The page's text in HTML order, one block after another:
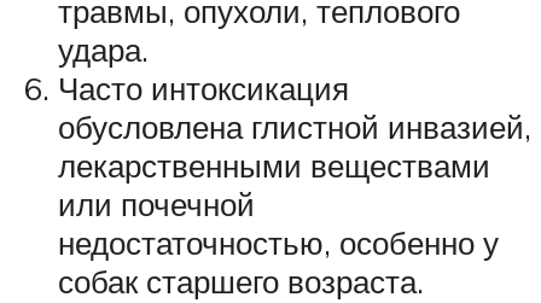
травмы, опухоли, теплового
удара.
Часто интоксикация
обусловлена глистной инвазией,
лекарственными веществами
или почечной
недостаточностью, особенно у
собак старшего возраста.